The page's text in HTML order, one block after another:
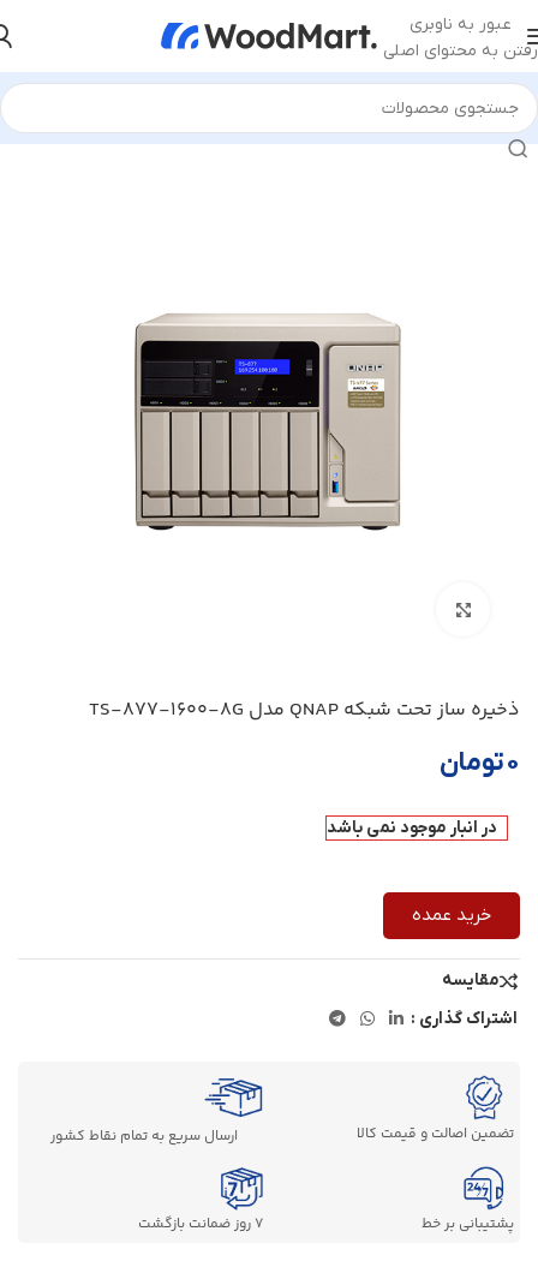
عبور به ناوبری
رفتن به محتوای اصلی
خانه/تجهیزات ذخیره سازی/ذخیره ساز تحت شبکه
ذخیره ساز تحت شبکه QNAP مدل TS-877-1600-8G
۰تومان
در انبار موجود نمی باشد
خرید عمده
مقایسه
اشتراک گذاری :
تضمین اصالت و قیمت کالا ارسال سریع به تمام نقاط کشور
پشتیبانی بر خط 7 روز ضمانت بازگشت